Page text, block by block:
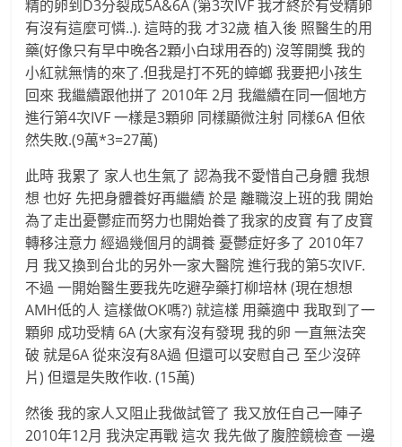
精的卵到D3分裂成5A&6A (第3次IVF 我才終於有受精卵
有沒有這麼可憐..). 這時的我 才32歲 植入後 照醫生的用
藥(好像只有早中晚各2顆小白球用吞的) 沒等開獎 我的
小紅就無情的來了.但我是打不死的蟑螂 我要把小孩生
回來 我繼續跟他拼了 2010年 2月 我繼續在同一個地方
進行第4次IVF 一樣是3顆卵 同樣顯微注射 同樣6A 但依
然失敗.(9萬*3=27萬)
此時 我累了 家人也生氣了 認為我不愛惜自己身體 我想
想 也好 先把身體養好再繼續 於是 離職沒上班的我 開始
為了走出憂鬱症而努力也開始養了我家的皮寶 有了皮寶
轉移注意力 經過幾個月的調養 憂鬱症好多了 2010年7
月 我又換到台北的另外一家大醫院 進行我的第5次IVF.
不過 一開始醫生要我先吃避孕藥打柳培林 (現在想想
AMH低的人 這樣做OK嗎?) 就這樣 用藥適中 我取到了一
顆卵 成功受精 6A (大家有沒有發現 我的卵 一直無法突
破 就是6A 從來沒有8A過 但還可以安慰自己 至少沒碎
片) 但還是失敗作收. (15萬)
然後 我的家人又阻止我做試管了 我又放任自己一陣子
2010年12月 我決定再戰 這次 我先做了腹腔鏡檢查 一邊